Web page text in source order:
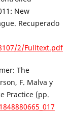
New
Recuperado
2/Fulltext.pdf
The
F. Malva y
Practice (pp.